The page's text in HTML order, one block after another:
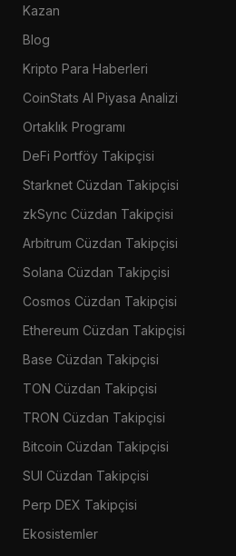
Kazan
Blog
Kripto Para Haberleri
CoinStats AI Piyasa Analizi
Ortaklık Programı
DeFi Portföy Takipçisi
Starknet Cüzdan Takipçisi
zkSync Cüzdan Takipçisi
Arbitrum Cüzdan Takipçisi
Solana Cüzdan Takipçisi
Cosmos Cüzdan Takipçisi
Ethereum Cüzdan Takipçisi
Base Cüzdan Takipçisi
TON Cüzdan Takipçisi
TRON Cüzdan Takipçisi
Bitcoin Cüzdan Takipçisi
SUI Cüzdan Takipçisi
Perp DEX Takipçisi
Ekosistemler